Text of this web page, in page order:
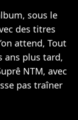
sous le
des titres
attend, Tout
ans plus tard,
NTM, avec
pas traîner